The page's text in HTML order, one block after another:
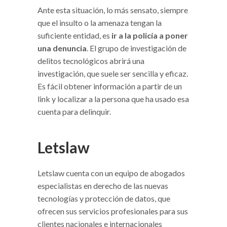
Ante esta situación, lo más sensato, siempre
que el insulto o la amenaza tengan la
suficiente entidad, es ir a la policía a poner
una denuncia. El grupo de investigación de
delitos tecnológicos abrirá una
investigación, que suele ser sencilla y eficaz.
Es fácil obtener información a partir de un
link y localizar a la persona que ha usado esa
cuenta para delinquir.
Letslaw
Letslaw cuenta con un equipo de abogados
especialistas en derecho de las nuevas
tecnologías y protección de datos, que
ofrecen sus servicios profesionales para sus
clientes nacionales e internacionales